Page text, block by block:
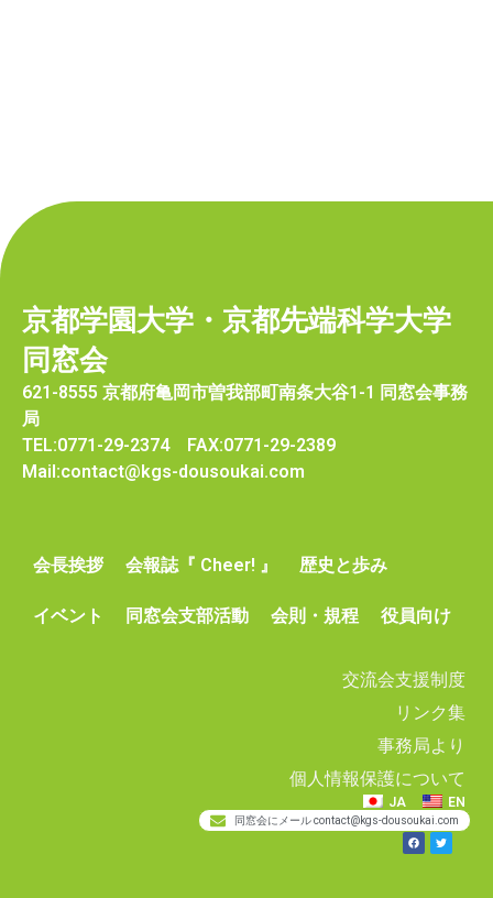
京都学園大学・京都先端科学大学
同窓会
621-8555 京都府亀岡市曽我部町南条大谷1-1 同窓会事務
局
TEL:0771-29-2374 FAX:0771-29-2389
Mail:contact@kgs-dousoukai.com
会長挨拶 会報誌『 Cheer! 』 歴史と歩み
イベント 同窓会支部活動 会則・規程 役員向け
交流会支援制度
リンク集
事務局より
個人情報保護について
JA EN
同窓会にメール contact@kgs-dousoukai.com